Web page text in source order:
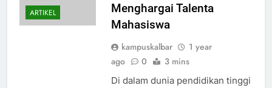
ARTIKEL
Menghargai Talenta
Mahasiswa
kampuskalbar
1 year
ago
0 3 mins
Di dalam dunia pendidikan tinggi